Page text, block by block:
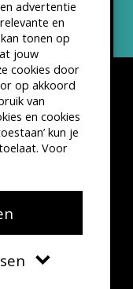
advertentie
en
tonen op
jouw
cookies door
op akkoord
van
en cookies
kun je
Voor
lettertjes